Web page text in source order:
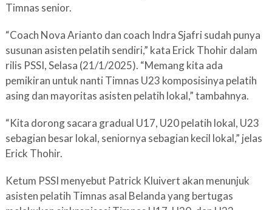
Timnas senior.
“Coach Nova Arianto dan coach Indra Sjafri sudah punya
susunan asisten pelatih sendiri,” kata Erick Thohir dalam
rilis PSSI, Selasa (21/1/2025). “Memang kita ada
pemikiran untuk nanti Timnas U23 komposisinya pelatih
asing dan mayoritas asisten pelatih lokal,” tambahnya.
“Kita dorong sacara gradual U17, U20 pelatih lokal, U23
sebagian besar lokal, seniornya sebagian kecil lokal,” jelas
Erick Thohir.
Ketum PSSI menyebut Patrick Kluivert akan menunjuk
asisten pelatih Timnas asal Belanda yang bertugas